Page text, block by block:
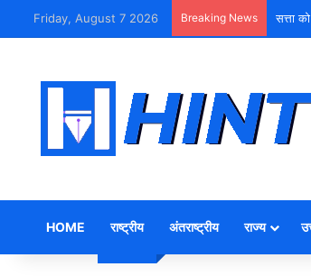
Friday, August 7 2026 Breaking News सत्ता
HOME राष्ट्रीय अंतराष्ट्रीय राज्य